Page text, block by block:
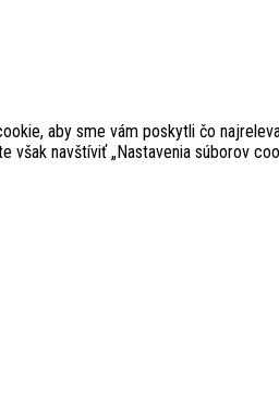
aby sme vám poskytli čo
však navštíviť „Nastavenia súborov